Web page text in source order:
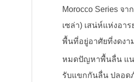
Morocco Series จา
เซล่า) เสน่ห์แห่งอา
พื้นที่อยู่อาศัยที่งดงา
หมดปัญหาพื้นลื่น แน
รับแขกกันลื่น ปลอด